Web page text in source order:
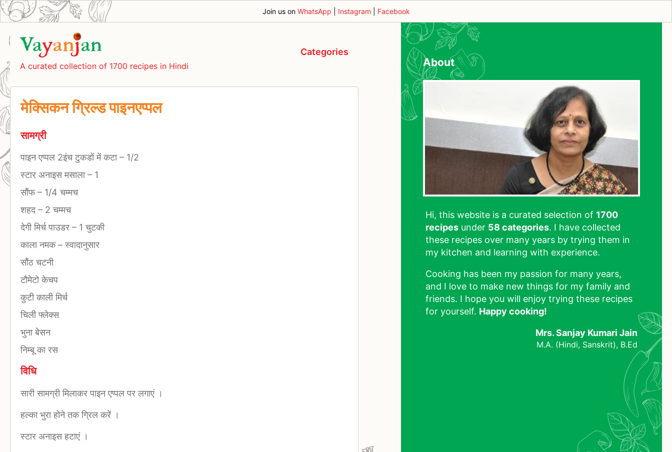
Join us on WhatsApp Instagram Facebook
A curated collection of 1700 recipes in Hindi
Categories
मेक्सिकन ग्रिल्ड पाइनएप्पल
सामग्री
पाइन एप्पल 2इंच टुकडों में कटा– 1/2
स्टार अनाइस मसाला– 1
सौंफ– 1/4 चम्मच
शहद– 2 चम्मच
देगी मिर्च पाउडर – 1 चुटकी
काला नमक–स्वादानुसार
सौंठ चटनी
टौमेटो केचप
कुटी काली मिर्च
चिली फ्लेक्स
भुना बेसन
निम्बू का रस
विधि
सारी सामग्री मिलाकर पाइन एप्पल पर लगाएं ।
हल्का भुरा होने तक ग्रिल करें ।
स्टार अनाइस हटाएं ।
About
Hi, this website is a curated selection of 1700
recipes under 58 categories. I have collected
these recipes over many years by trying them in
my kitchen and learning with experience.
Cooking has been my passion for many years,
and I love to make new things for my family and
friends. I hope you will enjoy trying these recipes
for yourself. Happy cooking!
Mrs. Sanjay Kumari Jain
M.A. (Hindi, Sanskrit), B.Ed